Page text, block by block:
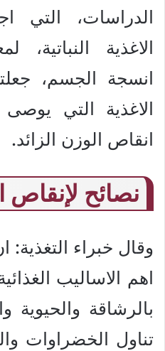
الدراسات،
الاغذية النباتية،
انسجة الجسم،
الاغذية التي يوصى
انقاص الوزن الزائد.
نصائح لإنقاص
وقال خبراء التغذية:
اهم الاساليب
بالرشاقة والحيوية
تناول الخضراوات